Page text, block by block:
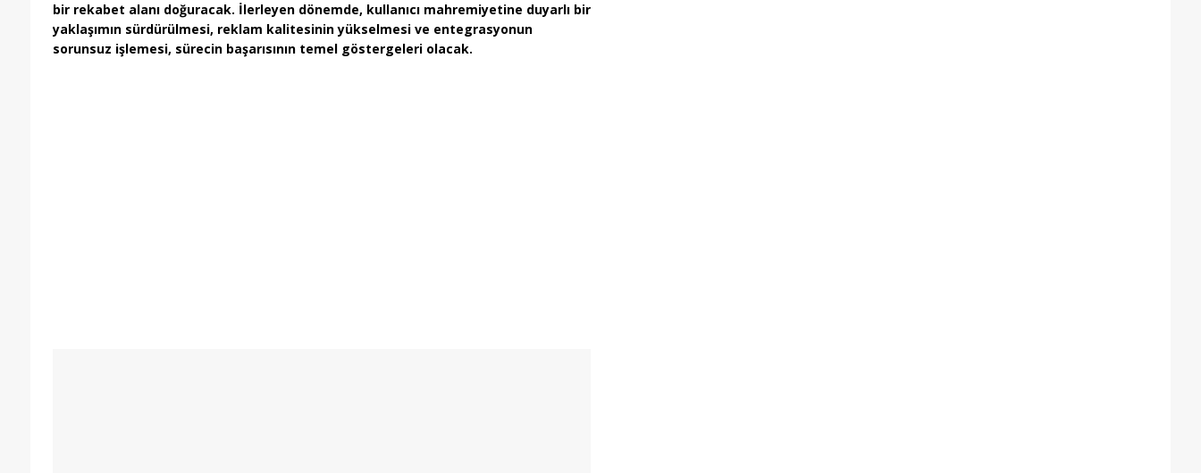
bir rekabet alanı doğuracak. İlerleyen dönemde, kullanıcı mahremiyetine duyarlı bir
yaklaşımın sürdürülmesi, reklam kalitesinin yükselmesi ve entegrasyonun
sorunsuz işlemesi, sürecin başarısının temel göstergeleri olacak.